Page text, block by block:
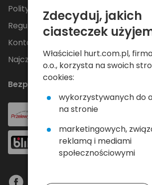
Polityka Prywatności
Regulamin
Kontakt
Najczęściej zadawane pytania
Bezpieczne płatności
Zdecyduj, jakich
ciasteczek
Właściciel hurt.com.pl,
o.o., korzysta na swoich
cookies:
wykorzystywanych do
na stronie
marketingowych,
reklamą i mediami
społecznościowymi